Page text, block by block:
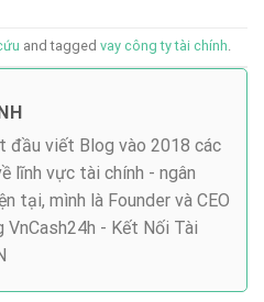
and tagged vay công ty tài chính
đầu viết Blog vào 2018 các
lĩnh vực tài chính - ngân
tại, mình là Founder và CEO
VnCash24h - Kết Nối Tài